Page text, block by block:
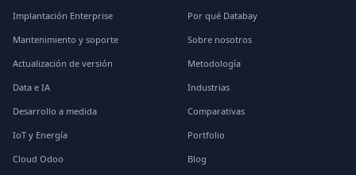
Implantación Enterprise
Mantenimiento y soporte
Actualización de versión
Data e IA
Desarrollo a medida
IoT y Energía
Cloud Odoo
Por qué Databay
Sobre nosotros
Metodología
Industrias
Comparativas
Portfolio
Blog